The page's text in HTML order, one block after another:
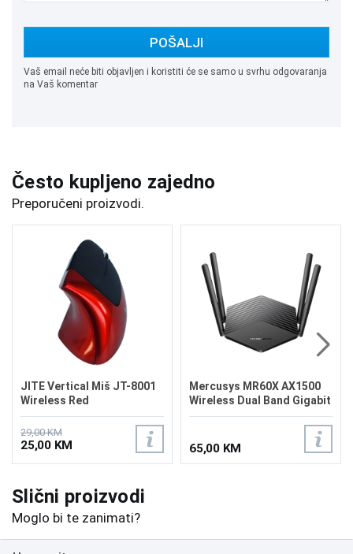
POŠALJI
Vaš email neće biti objavljen i koristiti će se samo u svrhu odgovaranja
na Vaš komentar
Često kupljeno zajedno
Preporučeni proizvodi.
JITE Vertical Miš JT-8001
Wireless Red
29,00 KM
25,00 KM
Mercusys MR60X AX1500
Wireless Dual Band Gigabit
Router
65,00 KM
Slični proizvodi
Moglo bi te zanimati?